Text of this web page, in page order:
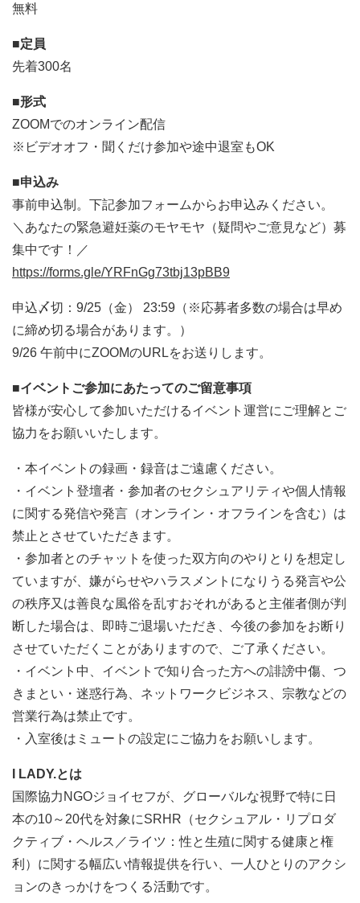
無料
■定員
先着300名
■形式
ZOOMでのオンライン配信
※ビデオオフ・聞くだけ参加や途中退室もOK
■申込み
事前申込制。下記参加フォームからお申込みください。
＼あなたの緊急避妊薬のモヤモヤ（疑問やご意見など）募
集中です！／
https://forms.gle/YRFnGg73tbj13pBB9
申込〆切：9/25（金） 23:59（※応募者多数の場合は早め
に締め切る場合があります。）
9/26 午前中にZOOMのURLをお送りします。
■イベントご参加にあたってのご留意事項
皆様が安心して参加いただけるイベント運営にご理解とご
協力をお願いいたします。
・本イベントの録画・録音はご遠慮ください。
・イベント登壇者・参加者のセクシュアリティや個人情報
に関する発信や発言（オンライン・オフラインを含む）は
禁止とさせていただきます。
・参加者とのチャットを使った双方向のやりとりを想定し
ていますが、嫌がらせやハラスメントになりうる発言や公
の秩序又は善良な風俗を乱すおそれがあると主催者側が判
断した場合は、即時ご退場いただき、今後の参加をお断り
させていただくことがありますので、ご了承ください。
・イベント中、イベントで知り合った方への誹謗中傷、つ
きまとい・迷惑行為、ネットワークビジネス、宗教などの
営業行為は禁止です。
・入室後はミュートの設定にご協力をお願いします。
I LADY.とは
国際協力NGOジョイセフが、グローバルな視野で特に日
本の10～20代を対象にSRHR（セクシュアル・リプロダ
クティブ・ヘルス／ライツ：性と生殖に関する健康と権
利）に関する幅広い情報提供を行い、一人ひとりのアクシ
ョンのきっかけをつくる活動です。